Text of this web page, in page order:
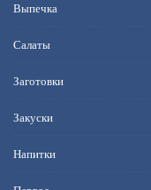
Выпечка
Салаты
Заготовки
Закуски
Напитки